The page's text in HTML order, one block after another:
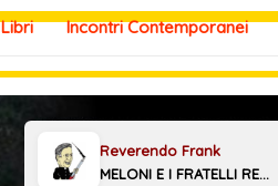
Libri Incontri Contemporanei
MELONI E I FRATELLI REGGINI